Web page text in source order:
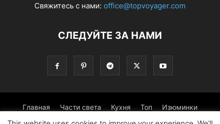
Свяжитесь с нами: office@topvoyager.com
СЛЕДУЙТЕ ЗА НАМИ
Главная Части света Кухня Топ Изюминки